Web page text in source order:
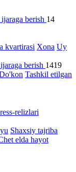
berish 14
kvartirasi Xona Uy
berish 1419
Tashkil etilgan
relizlari
Shaxsiy tajriba
elda hayot